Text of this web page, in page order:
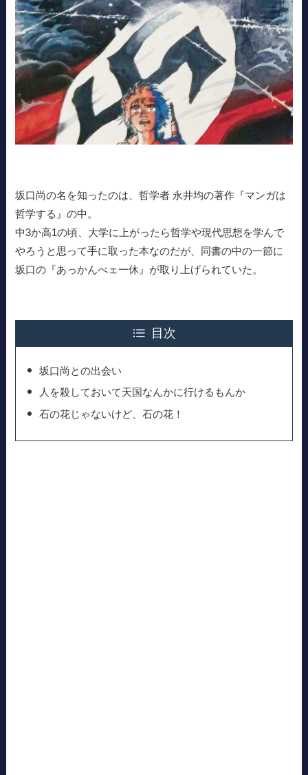
坂口尚の名を知ったのは、哲学者 永井均の著作『マンガは
哲学する』の中。
中3か高1の頃、大学に上がったら哲学や現代思想を学んで
やろうと思って手に取った本なのだが、同書の中の一節に
坂口の『あっかんべェ一休』が取り上げられていた。
目次
坂口尚との出会い
人を殺しておいて天国なんかに行けるもんか
石の花じゃないけど、石の花！